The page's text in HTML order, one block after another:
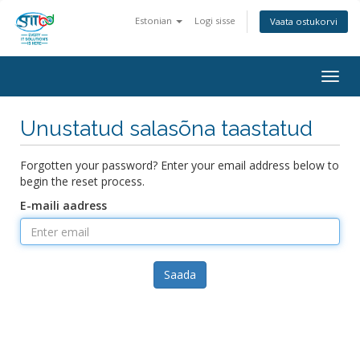
Estonian Logi sisse Vaata ostukorvi
Unustatud salasõna taastatud
Forgotten your password? Enter your email address below to
begin the reset process.
E-maili aadress
Saada